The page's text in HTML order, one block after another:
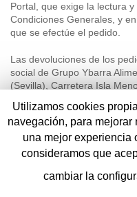
Portal, que exige la lectura
Condiciones Generales, y
que se efectúe el pedido.
Las devoluciones de los
social de Grupo Ybarra
(Sevilla), Carretera Isla
cantidades recibidas
inmediatamente y en
días naturales desde la
de la decisión de
comprador. No obstante lo
resolución (desistimiento)
naturaleza del contenido de
Utilizamos cookies
navegación, para mejorar
una mejor experiencia
consideramos que
cambiar la